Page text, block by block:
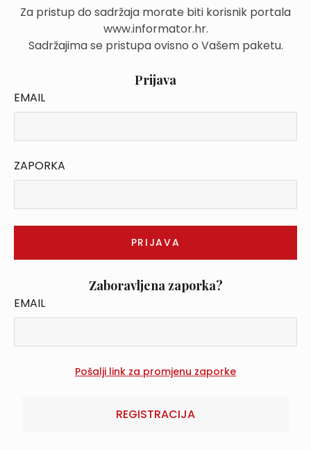
Za pristup do sadržaja morate biti korisnik portala
www.informator.hr.
Sadržajima se pristupa ovisno o Vašem paketu.
Prijava
EMAIL
ZAPORKA
Zaboravljena zaporka?
EMAIL
REGISTRACIJA